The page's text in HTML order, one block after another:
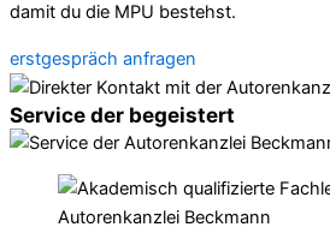
damit du die MPU bestehst.
erstgespräch anfragen
Service der begeistert